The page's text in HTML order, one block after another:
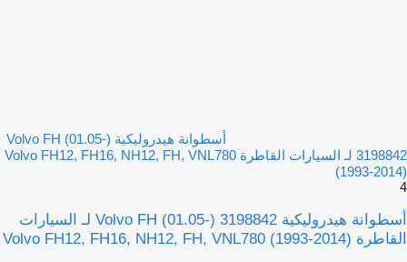
أسطوانة هيدروليكية Volvo FH (01.05-)
3198842 لـ السيارات القاطرة Volvo FH12, FH16, NH12, FH, VNL780
(1993-2014)
4
أسطوانة هيدروليكية Volvo FH (01.05-) 3198842 لـ السيارات
القاطرة Volvo FH12, FH16, NH12, FH, VNL780 (1993-2014)